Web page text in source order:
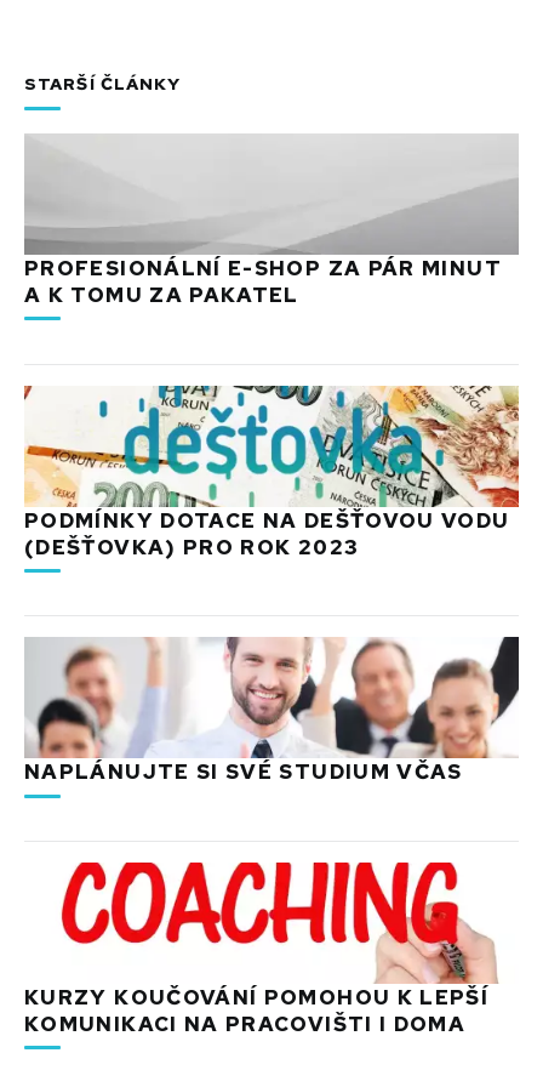
STARŠÍ ČLÁNKY
PROFESIONÁLNÍ E-SHOP ZA PÁR MINUT
A K TOMU ZA PAKATEL
PODMÍNKY DOTACE NA DEŠŤOVOU VODU
(DEŠŤOVKA) PRO ROK 2023
NAPLÁNUJTE SI SVÉ STUDIUM VČAS
KURZY KOUČOVÁNÍ POMOHOU K LEPŠÍ
KOMUNIKACI NA PRACOVIŠTI I DOMA